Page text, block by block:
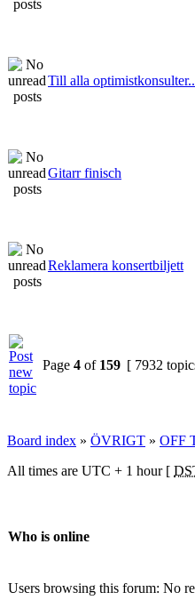
Till alla
Gitarr finisch
Reklamera konsertbiljett
Page 4 of 159 [ 7932
Board index » ÖVRIGT » OFF
All times are UTC + 1 hour [
Who is online
Users browsing this forum: No